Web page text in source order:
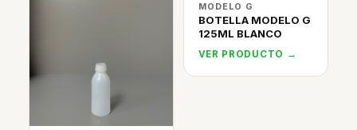
MODELO G
BOTELLA MODELO G
125ML BLANCO
VER PRODUCTO →